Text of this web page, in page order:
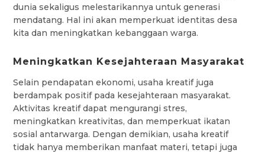
dunia sekaligus melestarikannya untuk generasi
mendatang. Hal ini akan memperkuat identitas desa
kita dan meningkatkan kebanggaan warga.
Meningkatkan Kesejahteraan Masyarakat
Selain pendapatan ekonomi, usaha kreatif juga
berdampak positif pada kesejahteraan masyarakat.
Aktivitas kreatif dapat mengurangi stres,
meningkatkan kreativitas, dan memperkuat ikatan
sosial antarwarga. Dengan demikian, usaha kreatif
tidak hanya memberikan manfaat materi, tetapi juga